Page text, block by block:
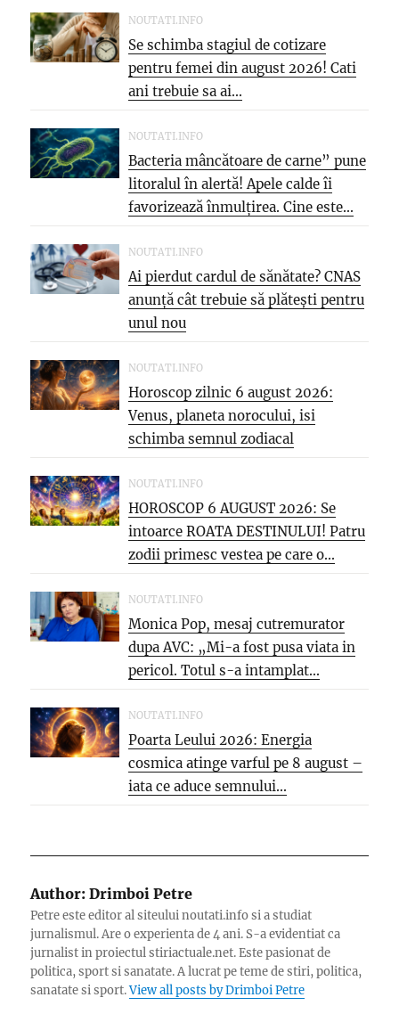
NOUTATI.INFO
Se schimba stagiul de cotizare
pentru femei din august 2026! Cati
ani trebuie sa ai...
NOUTATI.INFO
Bacteria mâncătoare de carne” pune
litoralul în alertă! Apele calde îi
favorizează înmulțirea. Cine este...
NOUTATI.INFO
Ai pierdut cardul de sănătate? CNAS
anunță cât trebuie să plătești pentru
unul nou
NOUTATI.INFO
Horoscop zilnic 6 august 2026:
Venus, planeta norocului, isi
schimba semnul zodiacal
NOUTATI.INFO
HOROSCOP 6 AUGUST 2026: Se
intoarce ROATA DESTINULUI! Patru
zodii primesc vestea pe care o...
NOUTATI.INFO
Monica Pop, mesaj cutremurator
dupa AVC: „Mi-a fost pusa viata in
pericol. Totul s-a intamplat...
NOUTATI.INFO
Poarta Leului 2026: Energia
cosmica atinge varful pe 8 august –
iata ce aduce semnului...
Author: Drimboi Petre
Petre este editor al siteului noutati.info si a studiat
jurnalismul. Are o experienta de 4 ani. S-a evidentiat ca
jurnalist in proiectul stiriactuale.net. Este pasionat de
politica, sport si sanatate. A lucrat pe teme de stiri, politica,
sanatate si sport.View all posts by Drimboi Petre